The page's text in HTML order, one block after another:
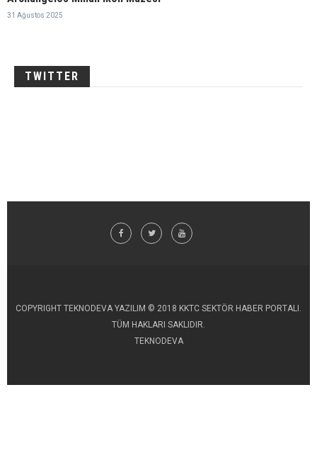
31 Ağustos 2025
TWITTER
COPYRIGHT TEKNODEVA YAZILIM © 2018 KKTC SEKTÖR HABER PORTALI.
TÜM HAKLARI SAKLIDIR.
TEKNODEVA